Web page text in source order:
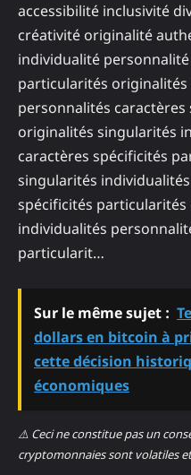
accessibilité inclusivité
créativité originalité
individualité
particularités
personnalités
originalités singularités
caractères spécificités
singularités
spécificités
individualités
particularit…
Sur le même sujet :
dollars en bitcoin à
cette décision
économiques
⚠️ Ceci ne constitue pas un
cryptomonnaies sont volatiles